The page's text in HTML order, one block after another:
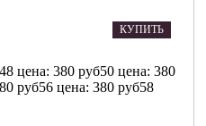
КУПИТЬ
48 цена: 380 руб50 цена: 380
руб56 цена: 380 руб58